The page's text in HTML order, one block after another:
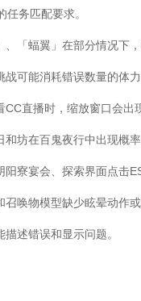
务匹配要求。
蝠翼」在部分情况下，
能消耗错误数量的体力
直播时，缩放窗口会出现
在百鬼夜行中出现概率
宴会、探索界面点击
物模型缺少眩晕动作或
述错误和显示问题。